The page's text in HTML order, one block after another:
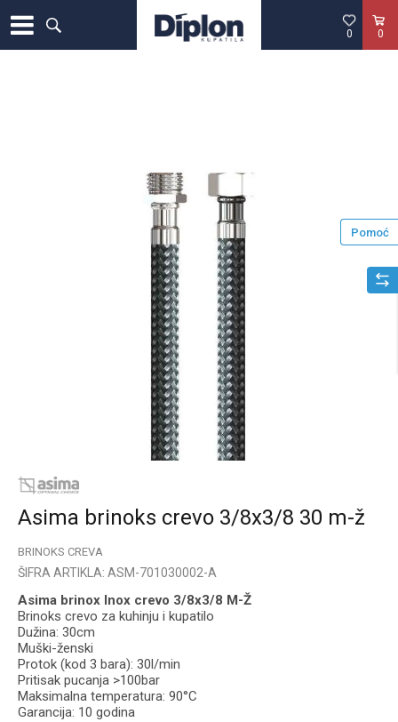
0
0
Asima brinoks crevo 3/8x3/8 30 m-ž
BRINOKS CREVA
ŠIFRA ARTIKLA: ASM-701030002-A
Asima brinox Inox crevo 3/8x3/8 M-Ž
Brinoks crevo za kuhinju i kupatilo
Dužina: 30cm
Muški-ženski
Protok (kod 3 bara): 30l/min
Pritisak pucanja >100bar
Maksimalna temperatura: 90°C
Garancija: 10 godina
Pomoć